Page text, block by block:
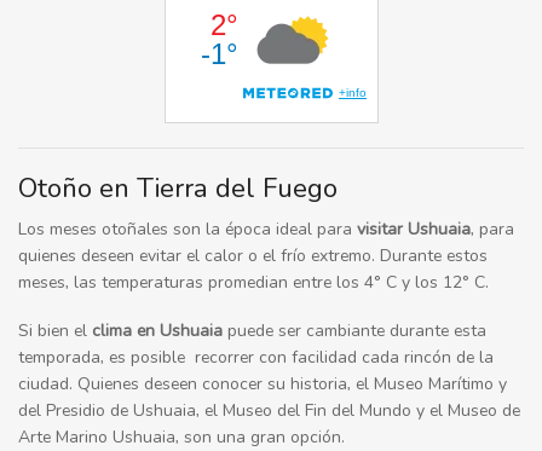
Otoño en Tierra del Fuego
Los meses otoñales son la época ideal para visitar Ushuaia, para
quienes deseen evitar el calor o el frío extremo. Durante estos
meses, las temperaturas promedian entre los 4° C y los 12° C.
Si bien el clima en Ushuaia puede ser cambiante durante esta
temporada, es posible recorrer con facilidad cada rincón de la
ciudad. Quienes deseen conocer su historia, el Museo Marítimo y
del Presidio de Ushuaia, el Museo del Fin del Mundo y el Museo de
Arte Marino Ushuaia, son una gran opción.